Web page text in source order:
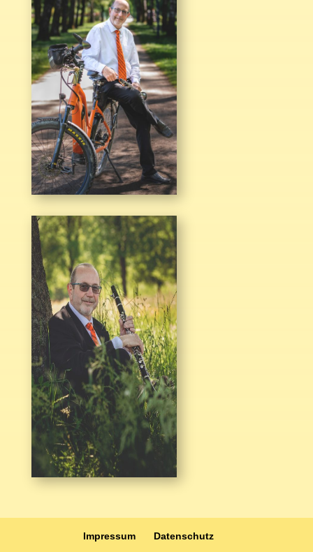
Impressum Datenschutz